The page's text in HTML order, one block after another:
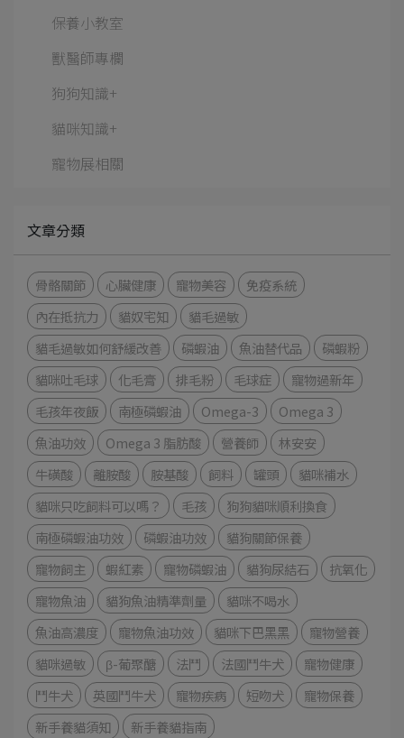
保養小教室
獸醫師專欄
狗狗知識+
貓咪知識+
寵物展相關
文章分類
骨骼關節 心臟健康 寵物美容
免疫系統
內在抵抗力
貓奴宅知
貓毛過敏
貓毛過敏如何舒緩改善
磷蝦油 魚油替代品
磷蝦粉
貓咪吐毛球
化毛膏 排毛粉 毛球症
寵物過新年
毛孩年夜飯
南極磷蝦油 Omega-3
Omega 3
魚油功效
Omega 3 脂肪酸 營養師
林安安
牛磺酸
離胺酸 胺基酸 飼料 罐頭
貓咪補水
貓咪只吃飼料可以嗎？
毛孩
狗狗貓咪順利換食
南極磷蝦油功效
磷蝦油功效
貓狗關節保養
寵物飼主
蝦紅素 寵物磷蝦油 貓狗尿結石
抗氧化
寵物魚油
貓狗魚油精準劑量
貓咪不喝水
魚油高濃度
寵物魚油功效 貓咪下巴黑黑
寵物營養
貓咪過敏
β-葡聚醣 法鬥 法國鬥牛犬
寵物健康
鬥牛犬
英國鬥牛犬 寵物疾病 短吻犬
寵物保養
新手養貓須知
新手養貓指南